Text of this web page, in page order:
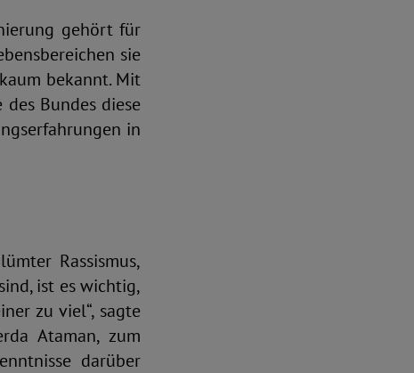
gehört für
sie
bekannt. Mit
Bundes diese
in
Rassismus,
ist es wichtig,
zu viel“, sagte
Ataman, zum
darüber